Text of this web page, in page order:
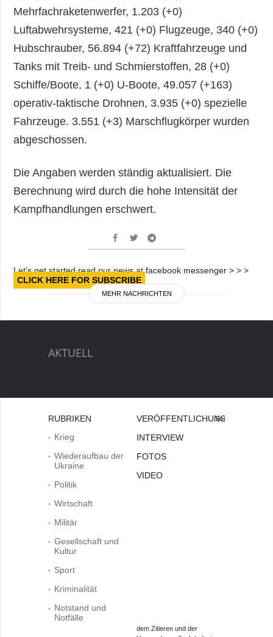
Mehrfachraketenwerfer, 1.203 (+0)
Luftabwehrsysteme, 421 (+0) Flugzeuge, 340 (+0)
Hubschrauber, 56.894 (+72) Kraftfahrzeuge und
Tanks mit Treib- und Schmierstoffen, 28 (+0)
Schiffe/Boote, 1 (+0) U-Boote, 49.057 (+163)
operativ-taktische Drohnen, 3.935 (+0) spezielle
Fahrzeuge. 3.551 (+3) Marschflugkörper wurden
abgeschossen.
Die Angaben werden ständig aktualisiert. Die
Berechnung wird durch die hohe Intensität der
Kampfhandlungen erschwert.
Let’s get started read our news at facebook messenger > > >
CLICK HERE FOR SUBSCRIBE
MEHR NACHRICHTEN
AKTUELL
RUBRIKEN
Krieg
Wiederaufbau der
Ukraine
Politik
Wirtschaft
Militär
Gesellschaft und
Kultur
Sport
Kriminalität
Notstand und
Notfälle
VERÖFFENTLICHUNGEN
INTERVIEW
FOTOS
VIDEO
Bei
dem Zitieren und der